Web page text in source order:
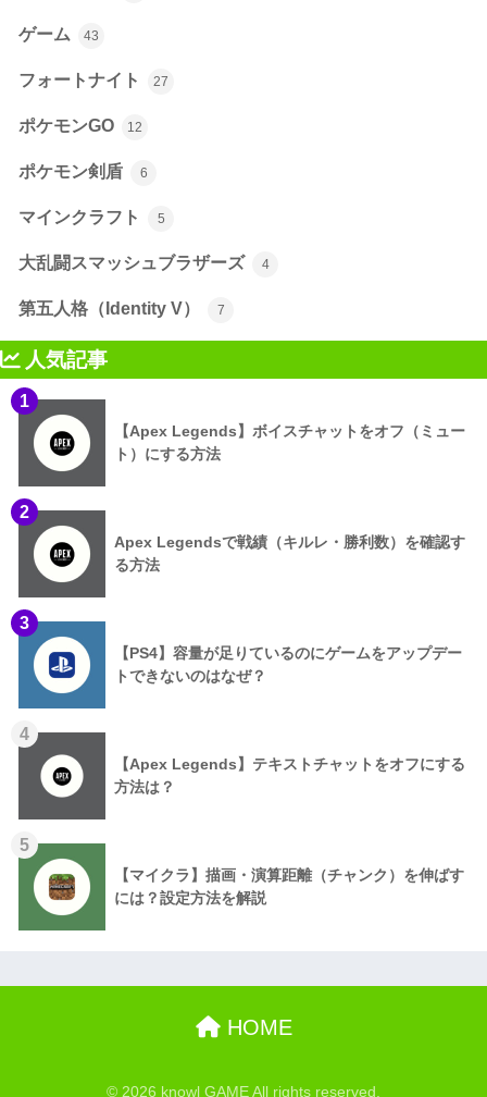
ゲーム 43
フォートナイト 27
ポケモンGO 12
ポケモン剣盾 6
マインクラフト 5
大乱闘スマッシュブラザーズ 4
第五人格（Identity V） 7
人気記事
1
【Apex Legends】ボイスチャットをオフ（ミュー
ト）にする方法
2
Apex Legendsで戦績（キルレ・勝利数）を確認す
る方法
3
【PS4】容量が足りているのにゲームをアップデー
トできないのはなぜ？
4
【Apex Legends】テキストチャットをオフにする
方法は？
5
【マイクラ】描画・演算距離（チャンク）を伸ばす
には？設定方法を解説
HOME
© 2026 knowl GAME All rights reserved.